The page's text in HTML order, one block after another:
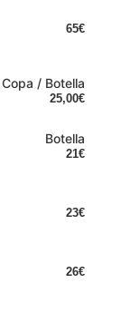
65€
Copa / Botella
25,00€
Botella
21€
23€
26€